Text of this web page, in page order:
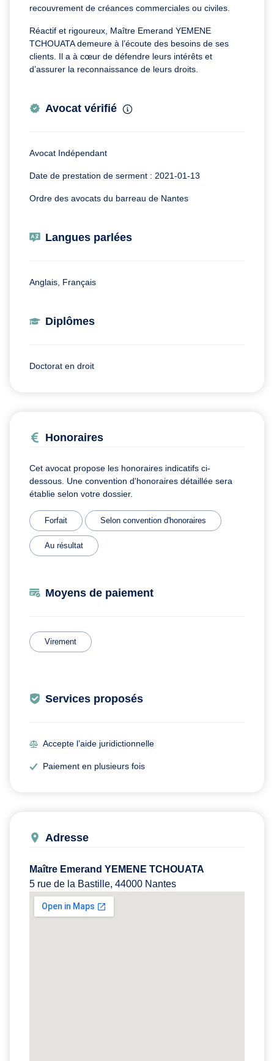
recouvrement de créances commerciales ou civiles.
Réactif et rigoureux, Maître Emerand YEMENE
TCHOUATA demeure à l’écoute des besoins de ses
clients. Il a à cœur de défendre leurs intérêts et
d’assurer la reconnaissance de leurs droits.
Avocat vérifié
Avocat Indépendant
Date de prestation de serment : 2021-01-13
Ordre des avocats du barreau de Nantes
Langues parlées
Anglais, Français
Diplômes
Doctorat en droit
Honoraires
Cet avocat propose les honoraires indicatifs ci-
dessous. Une convention d'honoraires détaillée sera
établie selon votre dossier.
Forfait Selon convention d'honoraires
Au résultat
Moyens de paiement
Virement
Services proposés
Accepte l’aide juridictionnelle
Paiement en plusieurs fois
Adresse
Maître Emerand YEMENE TCHOUATA
5 rue de la Bastille, 44000 Nantes